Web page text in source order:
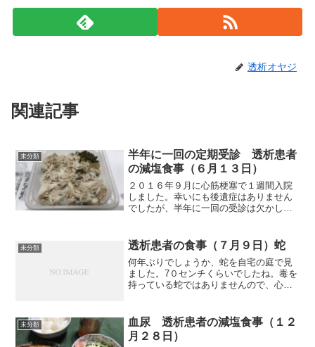
透析オヤジ
関連記事
未分類
半年に一回の定期受診 透析患者
の減塩食事（６月１３日）
２０１６年９月に心筋梗塞で１週間入院
しました。幸いにも後遺症はありません
でしたが、半年に一回の受診は欠かして
いているために、採血後、心電図と心エ
コー検査の後、主治医の診...
未分類 透析患者の食事（７月９日）蛇
何年ぶりでしょうか、蛇を自宅の庭で見
ました。7０センチくらいでしたね。毒を
持っている蛇ではありませんので、心配
い防虫剤（粉）を買って来て、軒下あた
りに散布しておきました...
未分類
血尿 透析患者の減塩食事（１２
月２８日）